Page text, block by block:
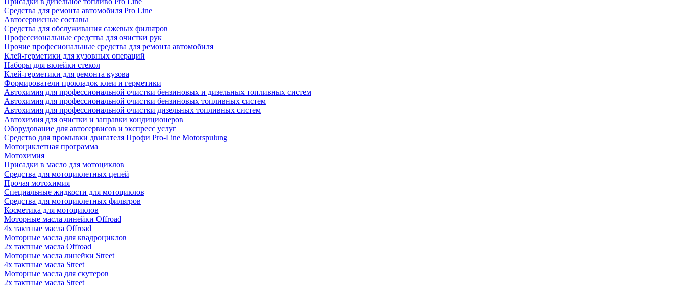
Средства для ремонта автомобиля Pro Line
Автосервисные составы
Средства для обслуживания сажевых фильтров
Профессиональные средства для очистки рук
Прочие професиональные средства для ремонта автомобиля
Клей-герметики для кузовных операций
Наборы для вклейки стекол
Клей-герметики для ремонта кузова
Формирователи прокладок клеи и герметики
Автохимия для профессиональной очистки бензиновых и дизельных топливных систем
Автохимия для профессиональной очистки бензиновых топливных систем
Автохимия для профессиональной очистки дизельных топливных систем
Автохимия для очистки и заправки кондиционеров
Оборудование для автосервисов и экспресс услуг
Средство для промывки двигателя Профи Pro-Line Motorspulung
Мотоциклетная программа
Мотохимия
Присадки в масло для мотоциклов
Средства для мотоциклетных цепей
Прочая мотохимия
Специальные жидкости для мотоциклов
Средства для мотоциклетных фильтров
Косметика для мотоциклов
Моторные масла линейки Offroad
4х тактные масла Offroad
Моторные масла для квадроциклов
2х тактные масла Offroad
Моторные масла линейки Street
4х тактные масла Street
Моторные масла для скутеров
2х тактные масла Street